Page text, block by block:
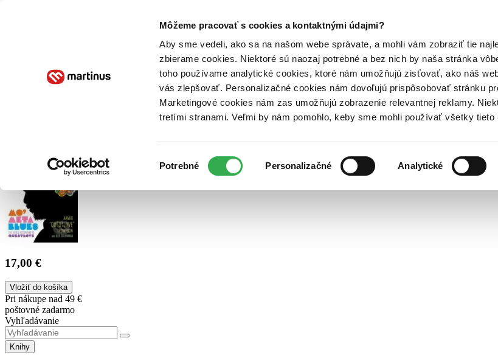
Môžeme pracovať s cookies a kontaktnými údajmi?
Aby sme vedeli, ako sa na našom webe správate, a mohli vám zobraziť tie
zbierame cookies. Niektoré sú naozaj potrebné a bez nich by naša stránka
toho používame analytické cookies, ktoré nám umožňujú zisťovať, ako náš
vás zlepšovať. Personalizačné cookies nám dovoľujú prispôsobovať stránku
Marketingové cookies nám zas umožňujú zobrazenie relevantnej reklamy.
tretími stranami. Veľmi by nám pomohlo, keby sme mohli používať všetky tieto
súhlasu
Potrebné Personalizačné Analytické
Poukážky Kontakt
17,00 €
Vložiť do košíka
Pri nákupe nad 49 €
poštovné zadarmo
Vyhľadávanie
Knihy